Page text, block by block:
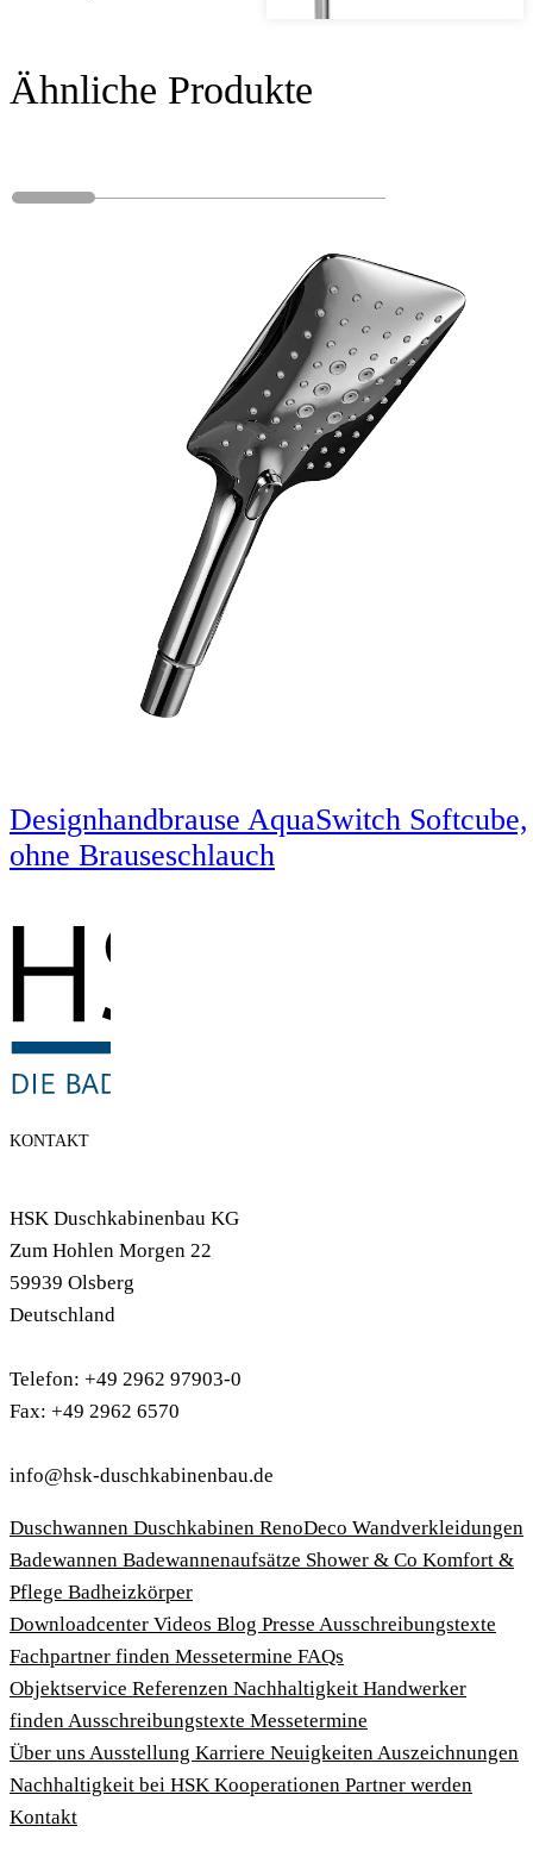
Ähnliche Produkte
Designhandbrause AquaSwitch Softcube,
ohne Brauseschlauch
KONTAKT
HSK Duschkabinenbau KG
Zum Hohlen Morgen 22
59939 Olsberg
Deutschland
Telefon: +49 2962 97903-0
Fax: +49 2962 6570
info@hsk-duschkabinenbau.de
Duschwannen Duschkabinen RenoDeco Wandverkleidungen
Badewannen Badewannenaufsätze Shower & Co Komfort &
Pflege Badheizkörper
Download­center Videos Blog Presse Ausschreibungstexte
Fachpartner finden Messetermine FAQs
Objektservice Referenzen Nachhaltigkeit Handwerker
finden Ausschreibungstexte Messetermine
Über uns Ausstellung Karriere Neuigkeiten Auszeichnungen
Nachhaltigkeit bei HSK Kooperationen Partner werden
Kontakt